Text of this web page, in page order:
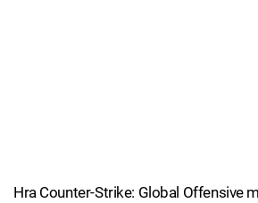
Hra Counter-Strike: Global Offensive